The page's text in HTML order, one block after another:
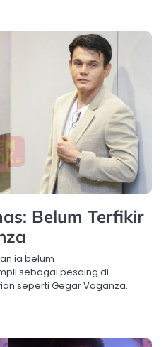
Belum Terfikir
ia belum
sebagai pesaing di
seperti Gegar Vaganza.